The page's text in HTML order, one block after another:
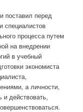
поставил перед
специалистов
процесса путем
на внедрении
в учебный
экономиста
а личности,
и действовать,